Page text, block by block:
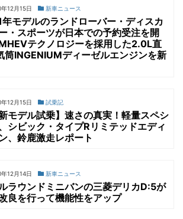
12月15日 新車ニュース
モデルのランドローバー・ディスカ
・スポーツが日本での予約受注を開
テクノロジーを採用した2.0L直
筒INGENIUMディーゼルエンジンを新
12月15日 試乗記
新モデル試乗】速さの真実！軽量スペシ
シビック・タイプRリミテッドエディ
、鈴鹿激走レポート
12月14日 新車ニュース
ラウンドミニバンの三菱デリカD:5が
良を行って機能性をアップ